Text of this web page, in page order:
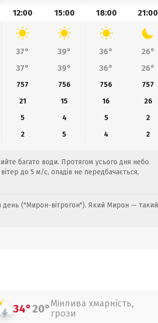
12:00 15:00 18:00 21:00
37° 39° 36°
26°
37° 39° 36° 26°
757 756 756
757
21 15 16
26
5 4 5
2
2 5 4 2
багато води. Протягом усього дня небо
до 5 м/с, опадів не передбачається,
день ("Мирон-вітрогон"). Який Мирон — такий
34°20°Мінлива хмарність,
грози